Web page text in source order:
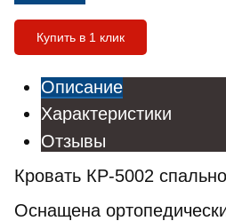
Купить в 1 клик
Описание
Характеристики
Отзывы
Кровать КР-5002
Оснащена